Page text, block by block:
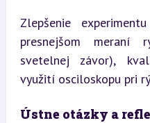
Zlepšenie
presnejšom meraní
svetelnej závor),
využití osciloskopu pri
Ústne otázky a